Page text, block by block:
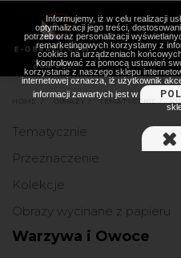
OBRAZY TEMATYCZNIE
Tematycznie
Przeznaczenie
Kolekcje
Obrazy wycinane z papieru
Warzywa i Owoce
Informujemy, iż w celu realizacji
optymalizacji jego treści,
potrzeb oraz personalizacji
remarketingowych korzystamy z
cookies na urządzeniach
kontrolować za pomocą ustawień
korzystanie z naszego sklepu
internetowej oznacza, iż użytkownik
informacji zawartych jest w